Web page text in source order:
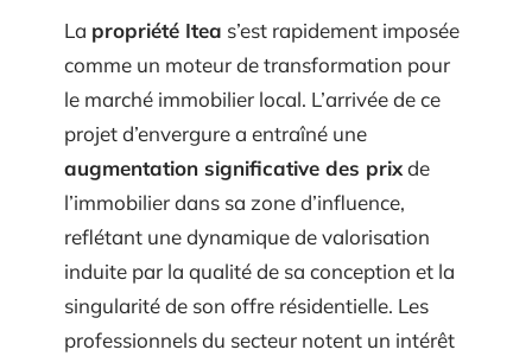
La propriété Itea s’est rapidement imposée
comme un moteur de transformation pour
le marché immobilier local. L’arrivée de ce
projet d’envergure a entraîné une
augmentation significative des prixde
l’immobilier dans sa zone d’influence,
reflétant une dynamique de valorisation
induite par la qualité de sa conception et la
singularité de son offre résidentielle. Les
professionnels du secteur notent un intérêt